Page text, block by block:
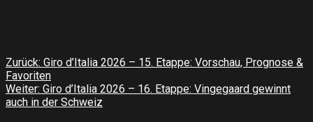
Beitragsnavigation
Zurück: Giro d’Italia 2026 – 15. Etappe: Vorschau, Prognose &
Favoriten
Weiter: Giro d’Italia 2026 – 16. Etappe: Vingegaard gewinnt
auch in der Schweiz